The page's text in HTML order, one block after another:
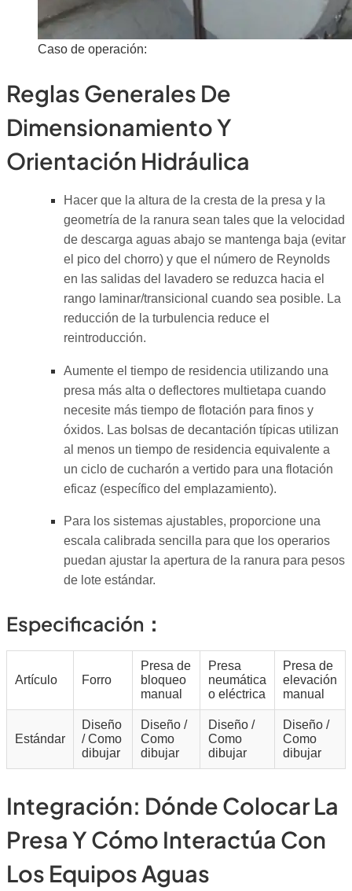
Caso de operación:
Reglas Generales De
Dimensionamiento Y
Orientación Hidráulica
Hacer que la altura de la cresta de la presa y la
geometría de la ranura sean tales que la velocidad
de descarga aguas abajo se mantenga baja (evitar
el pico del chorro) y que el número de Reynolds
en las salidas del lavadero se reduzca hacia el
rango laminar/transicional cuando sea posible. La
reducción de la turbulencia reduce el
reintroducción.
Aumente el tiempo de residencia utilizando una
presa más alta o deflectores multietapa cuando
necesite más tiempo de flotación para finos y
óxidos. Las bolsas de decantación típicas utilizan
al menos un tiempo de residencia equivalente a
un ciclo de cucharón a vertido para una flotación
eficaz (específico del emplazamiento).
Para los sistemas ajustables, proporcione una
escala calibrada sencilla para que los operarios
puedan ajustar la apertura de la ranura para pesos
de lote estándar.
Especificación：
Artículo Forro
Presa de
bloqueo
manual
Presa
neumática
o eléctrica
Presa de
elevación
manual
Estándar
Diseño
/ Como
dibujar
Diseño /
Como
dibujar
Diseño /
Como
dibujar
Diseño /
Como
dibujar
Integración: Dónde Colocar La
Presa Y Cómo Interactúa Con
Los Equipos Aguas